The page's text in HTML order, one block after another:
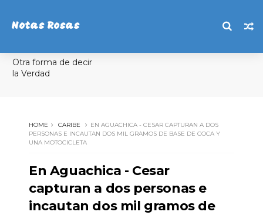
Notas Rosas
Otra forma de decir
la Verdad
HOME CARIBE
EN AGUACHICA - CESAR CAPTURAN A DOS
PERSONAS E INCAUTAN DOS MIL GRAMOS DE BASE DE COCA Y
UNA MOTOCICLETA
En Aguachica - Cesar
capturan a dos personas e
incautan dos mil gramos de